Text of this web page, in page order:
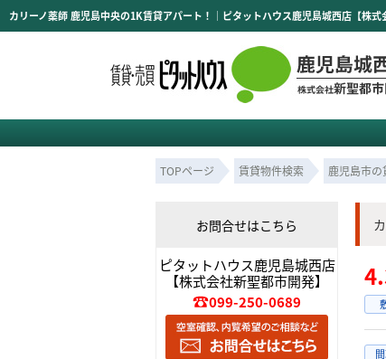
カリーノ薬師 鹿児島中央の1K賃貸アパート！｜ピタットハウス鹿児島城西店【株式
TOPページ 賃貸物件検索 鹿児島市
お問合せはこちら
ピタットハウス鹿児島城西店
【株式会社新聖都市開発】
099-250-0689